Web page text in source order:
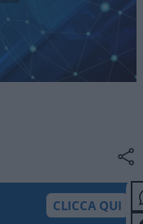
CLICCA QUI